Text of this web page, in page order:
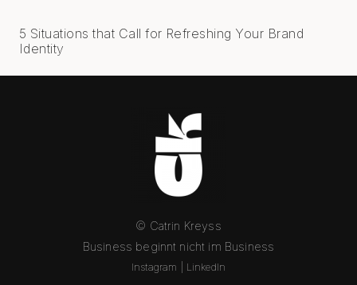
5 Situations that Call for Refreshing Your Brand
Identity
© Catrin Kreyss
Business beginnt nicht im Business
Instagram L inkedIn